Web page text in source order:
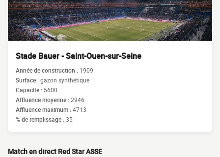
Stade Bauer - Saint-Ouen-sur-Seine
Année de construction : 1909
Surface :gazon synthétique
Capacité : 5600
Affluence moyenne :2946
Affluence maximum :4713
% de remplissage :35
Match en direct Red Star ASSE